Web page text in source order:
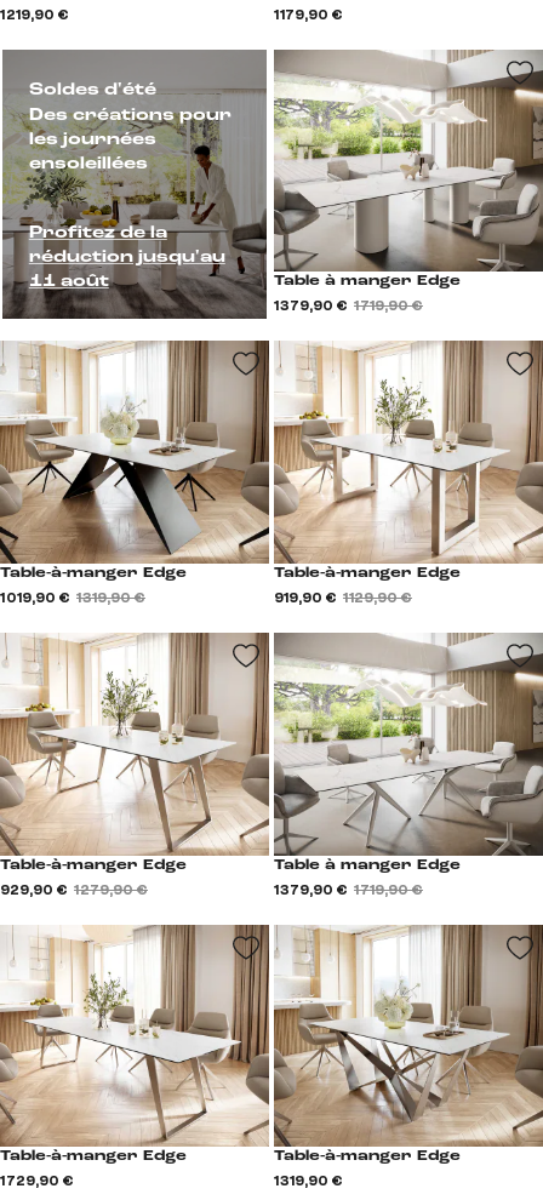
Soldes d'été
Des créations pour
les journées
ensoleillées
Profitez de la
réduction jusqu'au
11 août
1 219,90 € 1 179,90 €
Table à manger Edge
1 379,90 € 1 719,90 €
Table-à-manger Edge
1 019,90 € 1 319,90 €
Table-à-manger Edge
919,90 € 1 129,90 €
Table-à-manger Edge
929,90 € 1 279,90 €
Table à manger Edge
1 379,90 € 1 719,90 €
Table-à-manger Edge
1 729,90 €
Table-à-manger Edge
1 319,90 €